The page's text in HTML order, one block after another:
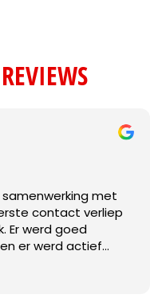
met
contact verliep
Er werd goed
er werd actief